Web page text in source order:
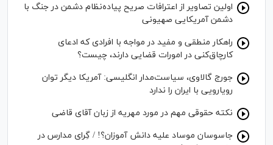
اولین تصاویر از اعترافات صریح پیاده‌نظام‌ دشمن در جنگ با
دشمن آمریکایی صهیونی
راهکار منطقی و مفید در مواجه با افرادی که ادعای
کارچاق‌کنی در امورات قضایی دارند، چیست؟
جورج گالاوی، سیاست‌مدار انگلیسی: آمریکا دیگر توان
رویارویی با ایران را ندارد
نکته حقوقی مهم در مورد مهریه از زبان آقای قاضی
جاسوسان موساد علیه دانش آموزان؟! / گِرای مدارس در